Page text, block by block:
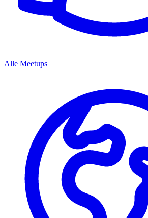
Alle Meetups